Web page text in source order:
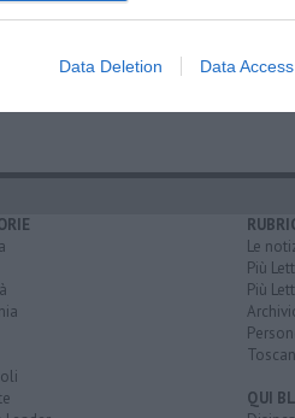
Data Deletion Data Access
parigi
galleria degli uffizi
Le
Più
Più
QUI